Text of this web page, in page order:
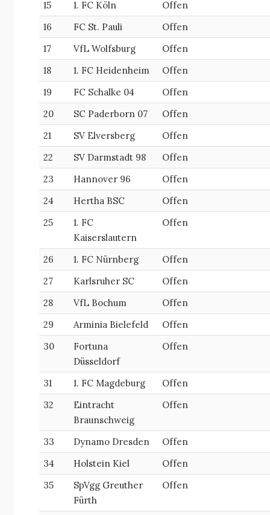
15 1. FC Köln
Offen
16
FC St. Pauli
Offen
17
VfL Wolfsburg
Offen
18
1. FC Heidenheim
Offen
19
FC Schalke 04
Offen
20
SC Paderborn 07
Offen
21
SV Elversberg
Offen
22
SV Darmstadt 98
Offen
23
Hannover 96
Offen
24
Hertha BSC
Offen
25
1. FC
Kaiserslautern
Offen
26 1. FC Nürnberg
Offen
27
Karlsruher SC
Offen
28
VfL Bochum
Offen
29
Arminia Bielefeld
Offen
30
Fortuna
Düsseldorf
Offen
31 1. FC Magdeburg
Offen
32
Eintracht
Braunschweig
Offen
33 Dynamo Dresden
Offen
34
Holstein Kiel
Offen
35
SpVgg Greuther
Fürth
Offen